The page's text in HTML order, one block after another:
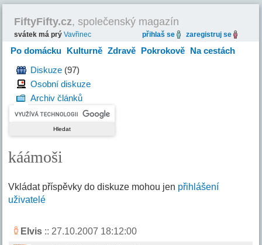
FiftyFifty.cz, společenský magazín
svátek má prýVavřinec přihlaš se zaregistruj se
Po domácku Kulturně Zdravě Pokrokově Na cestách
HravěDiskuze (97)
Osobní diskuze
Archiv článků
káámoši
Vkládat příspěvky do diskuze mohou jen přihlášení
uživatelé
Elvis :: 27.10.2007 18:12:00